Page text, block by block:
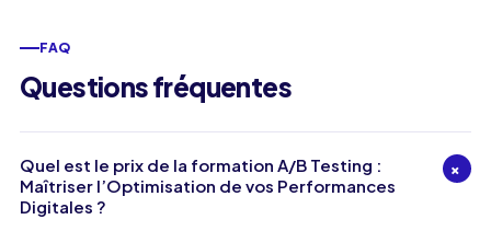
FAQ
Questions fréquentes
Quel est le prix de la formation A/B Testing :
Maîtriser l’Optimisation de vos Performances
Digitales ?
+